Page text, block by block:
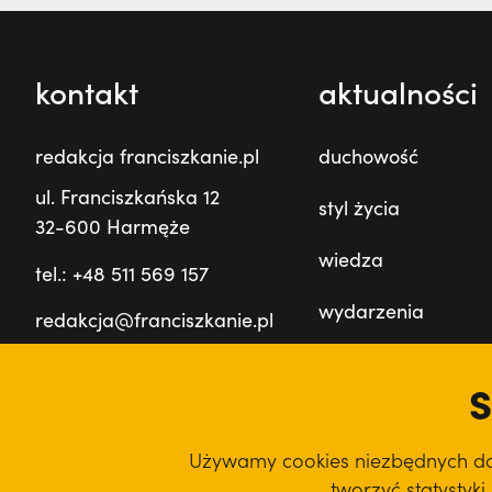
kontakt
redakcja franciszkanie.pl
ul. Franciszkańska 12
32-600 Harmęże
tel.: +48 511 569 157
redakcja@franciszkanie.pl
aktualności
duchowość
styl życia
wiedza
wydarzenia
podcast
Używamy cookies niezbędnych